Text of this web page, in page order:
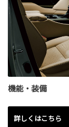
機能・装備
詳しくはこちら